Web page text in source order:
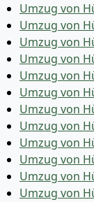
Umzug von
Umzug von
Umzug von
Umzug von
Umzug von
Umzug von
Umzug von
Umzug von
Umzug von
Umzug von
Umzug von
Umzug von